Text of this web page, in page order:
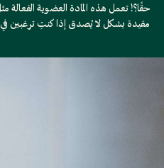
حقًا؟! تعمل هذه المادة العضوية الفعالة
مفيدة بشكل لا يُصدق إذا كنتِ ترغبين في